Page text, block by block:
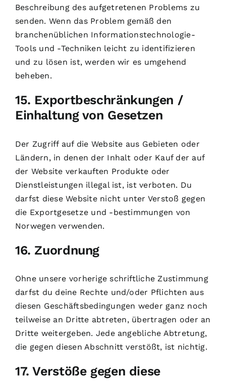
Beschreibung des aufgetretenen Problems zu
senden. Wenn das Problem gemäß den
branchenüblichen Informationstechnologie-
Tools und -Techniken leicht zu identifizieren
und zu lösen ist, werden wir es umgehend
beheben.
15. Exportbeschränkungen /
Einhaltung von Gesetzen
Der Zugriff auf die Website aus Gebieten oder
Ländern, in denen der Inhalt oder Kauf der auf
der Website verkauften Produkte oder
Dienstleistungen illegal ist, ist verboten. Du
darfst diese Website nicht unter Verstoß gegen
die Exportgesetze und -bestimmungen von
Norwegen verwenden.
16. Zuordnung
Ohne unsere vorherige schriftliche Zustimmung
darfst du deine Rechte und/oder Pflichten aus
diesen Geschäftsbedingungen weder ganz noch
teilweise an Dritte abtreten, übertragen oder an
Dritte weitergeben. Jede angebliche Abtretung,
die gegen diesen Abschnitt verstößt, ist nichtig.
17. Verstöße gegen diese